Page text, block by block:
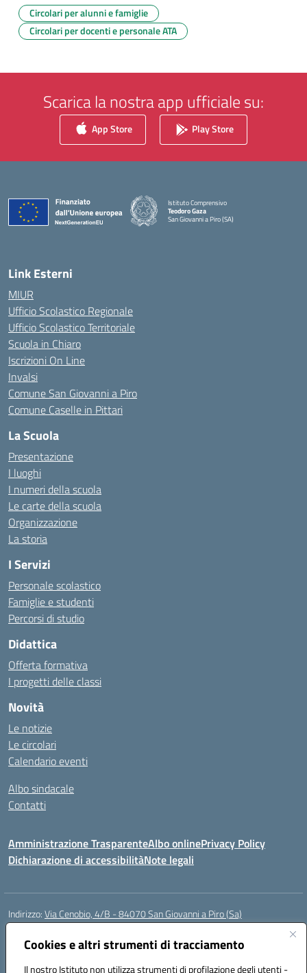
Cookies e altri strumenti di tracciamento
Il nostro Istituto non utilizza strumenti di profilazione degli utenti -
Circolari per alunni e famiglie
Circolari per docenti e personale ATA
Scarica la nostra app ufficiale su:
App Store Play Store
Istituto Comprensivo
Teodoro Gaza
San Giovanni a Piro (SA)
Link Esterni
MIUR
Ufficio Scolastico Regionale
Ufficio Scolastico Territoriale
Scuola in Chiaro
Iscrizioni On Line
Invalsi
Comune San Giovanni a Piro
Comune Caselle in Pittari
La Scuola
Presentazione
I luoghi
I numeri della scuola
Le carte della scuola
Organizzazione
La storia
I Servizi
Personale scolastico
Famiglie e studenti
Percorsi di studio
Didattica
Offerta formativa
I progetti delle classi
Novità
Le notizie
Le circolari
Calendario eventi
Albo sindacale
Contatti
Amministrazione TrasparenteAlbo onlinePrivacy Policy
Dichiarazione di accessibilitàNote legali
Indirizzo:Via Cenobio, 4/B - 84070 San Giovanni a Piro (Sa)
Centralino:
Posta elettronica certificata (PEC):saic815005@pec.istruzione.it
Codice fiscale: 84001740657